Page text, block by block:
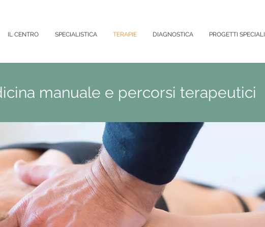
IL CENTRO SPECIALISTICA TERAPIE DIAGNOSTICA PROGETTI SPECIALI
manuale e percorsi terapeutici